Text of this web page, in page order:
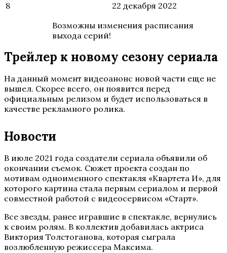
8
22 декабря 2022
Возможны изменения расписания
выхода серий!
Трейлер к новому сезону сериала
На данный момент видеоанонс новой части еще не
вышел. Скорее всего, он появится перед
официальным релизом и будет использоваться в
качестве рекламного ролика.
Новости
В июле 2021 года создатели сериала объявили об
окончании съемок. Сюжет проекта создан по
мотивам одноименного спектакля «Квартета И», для
которого картина стала первым сериалом и первой
совместной работой с видеосервисом «Старт».
Все звезды, ранее игравшие в спектакле, вернулись
к своим ролям. В коллектив добавилась актриса
Виктория Толстоганова, которая сыграла
возлюбленную режиссера Максима.